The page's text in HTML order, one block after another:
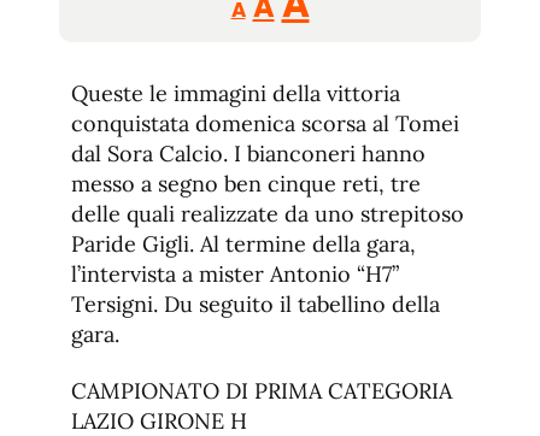
Atamañotamaño
de
fuente
de
fuente.
Queste le immagini della vittoria
conquistata domenica scorsa al Tomei
dal Sora Calcio. I bianconeri hanno
messo a segno ben cinque reti, tre
delle quali realizzate da uno strepitoso
Paride Gigli. Al termine della gara,
l’intervista a mister Antonio “H7”
Tersigni. Du seguito il tabellino della
gara.
CAMPIONATO DI PRIMA CATEGORIA
LAZIO GIRONE H